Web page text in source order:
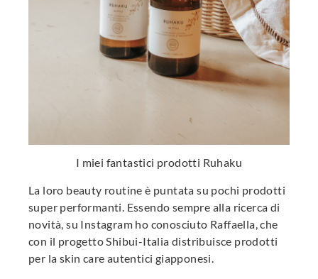
I miei fantastici prodotti Ruhaku
La loro beauty routine è puntata su pochi prodotti
super performanti. Essendo sempre alla ricerca di
novità, su Instagram ho conosciuto Raffaella, che
con il progetto Shibui-Italia distribuisce prodotti
per la skin care autentici giapponesi.